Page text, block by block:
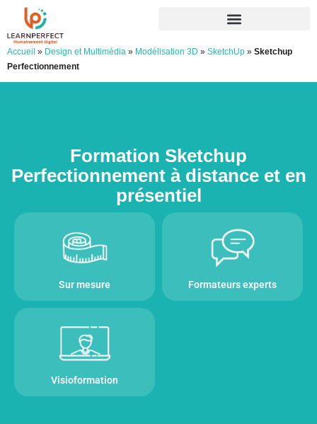
Accueil » Design et Multimédia » Modélisation 3D » SketchUp » Sketchup
Perfectionnement
Formation Sketchup
Perfectionnement à distance et en
présentiel
Sur mesure Formateurs experts
Visioformation